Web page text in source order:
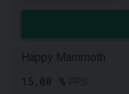
Happy Mammoth
15,00 %